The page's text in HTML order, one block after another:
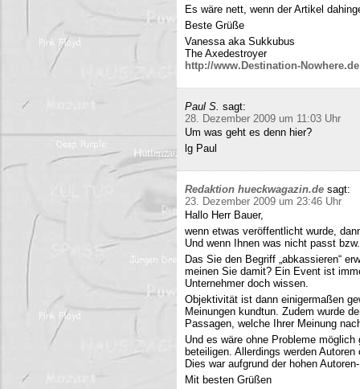
Es wäre nett, wenn der Artikel
Beste Grüße
Vanessa aka Sukkubus
The Axedestroyer
http://www.Destination-Nowhere.de
Paul S. sagt:
28. Dezember 2009 um 11:03 Uhr
Um was geht es denn hier?
lg Paul
Redaktion hueckwagazin.de sagt:
23. Dezember 2009 um 23:46 Uhr
Hallo Herr Bauer,
wenn etwas veröffentlicht wurde,
Und wenn Ihnen was nicht passt
Das Sie den Begriff „abkassieren“
meinen Sie damit? Ein Event ist
Unternehmer doch wissen.
Objektivität ist dann einigermaßen
Meinungen kundtun. Zudem wurde
Passagen, welche Ihrer Meinung
Und es wäre ohne Probleme
beteiligen. Allerdings werden
Dies war aufgrund der hohen
Mit besten Grüßen